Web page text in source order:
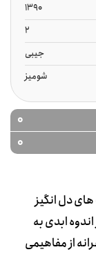
1390
2
جیبی
شومیز
0
0
های دل انگیز
ابدی به
از مفاهیمی